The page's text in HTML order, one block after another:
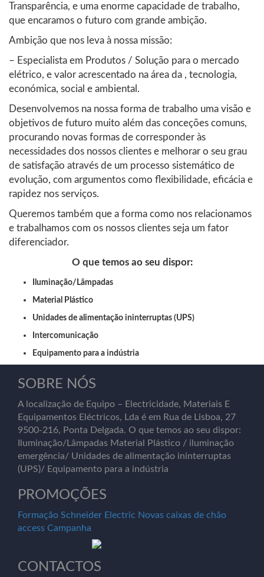
Transparência, e uma enorme capacidade de trabalho,
que encaramos o futuro com grande ambição.
Ambição que nos leva à nossa missão:
– Especialista em Produtos / Solução para o mercado
elétrico, e valor acrescentado na área da , tecnologia,
económica, social e ambiental.
Desenvolvemos na nossa forma de trabalho uma visão e
objetivos de futuro muito além das conceções comuns,
procurando novas formas de corresponder às
necessidades dos nossos clientes e melhorar o seu grau
de satisfação através de um processo sistemático de
evolução, com argumentos como flexibilidade, eficácia e
rapidez nos serviços.
Queremos também que a forma como nos relacionamos
e trabalhamos com os nossos clientes seja um fator
diferenciador.
O que temos ao seu dispor:
Iluminação/Lâmpadas
Material Plástico
Unidades de alimentação ininterruptas (UPS)
Intercomunicação
Equipamento para a indústria
SOBRE NÓS
A localização de Equipo – Electricidade, Materiais E
Equipamentos Eléctricos, Lda é em Rua de Lisboa, 27
9500-216, Ponta Delgada. O que temos ao seu dispor:
Iluminação/Lâmpadas Material Plástico / iluminação
emergência/ Unidades de alimentação ininterruptas
(UPS)/ Equipamento para a indústria
PROMOÇÕES
Formação Schneider Electric Novas caixas de chão
access Campanha
CONTACTOS